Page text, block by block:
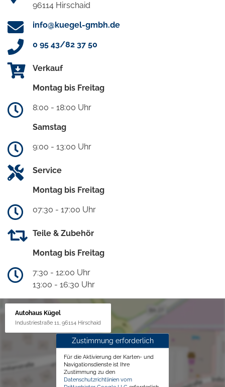
96114 Hirschaid
info@kuegel-gmbh.de
0 95 43/82 37 50
Verkauf
Montag bis Freitag
8:00 - 18:00 Uhr
Samstag
9:00 - 13:00 Uhr
Service
Montag bis Freitag
07:30 - 17:00 Uhr
Teile & Zubehör
Montag bis Freitag
7:30 - 12:00 Uhr
13:00 - 16:30 Uhr
Autohaus Kügel
Industriestraße 11, 96114 Hirschaid
Zustimmung erforderlich
Für die Aktivierung der Karten- und
Navigationsdienste ist Ihre
Zustimmung zu den
Datenschutzrichtlinien vom